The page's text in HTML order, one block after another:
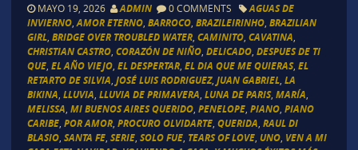
MAYO 19, 2026 ADMIN 0 COMMENTS
AGUAS DE
INVIERNO, AMOR ETERNO, BARROCO, BRAZILEIRINHO, BRAZILIAN
GIRL, BRIDGE OVER TROUBLED WATER, CAMINITO, CAVATINA
CHRISTIAN CASTRO, CORAZÓN DE NIÑO, DELICADO, DESPUES DE TI
QUE, EL AÑO VIEJO, EL DESPERTAR, EL DIA QUE ME QUIERAS, EL
RETARTO DE SILVIA JOSÉ LUIS RODRIGUEZ, JUAN GABRIEL, LA
BIKINA LLUVIA LLUVIA DE PRIMAVERA LUNA DE PARIS, MARÍA
MELISSA MI BUENOS AIRES QUERIDO, PENELOPE, PIANO, PIANO
CARIBE, POR AMOR, PROCURO OLVIDARTE, QUERIDA RAUL DI
BLASIO, SANTA FE, SERIE, SOLO FUE, TEARS OF LOVE, UNO, VEN A MI